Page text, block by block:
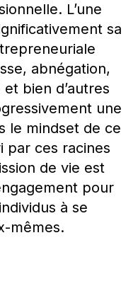
L’une
sa
abnégation,
bien d’autres
une
le mindset de ce
par ces racines
de vie est
pour
à se
mêmes.